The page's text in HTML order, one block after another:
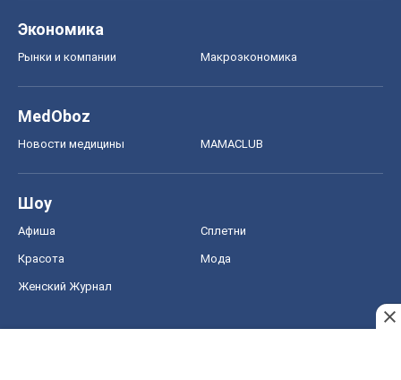
Экономика
Рынки и компании Mакроэкономика
MedOboz
Новости медицины MAMACLUB
Шоу
Афиша Сплетни
Красота Мода
Женский Журнал